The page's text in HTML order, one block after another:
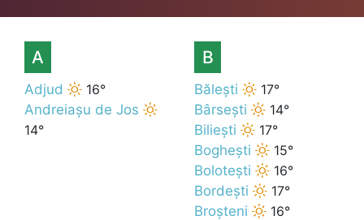
A
Adjud
16°
Andreiașu de Jos
14°
B
Bălești
17°
Bârsești
14°
Biliești
17°
Boghești
15°
Bolotești
16°
Bordești
17°
Broșteni
16°